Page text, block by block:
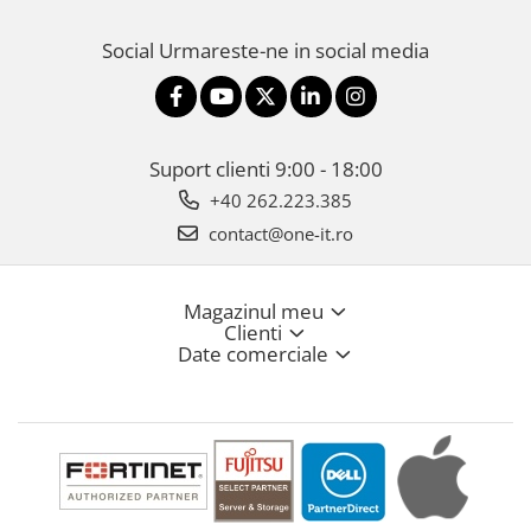
Social Urmareste-ne in social media
Suport clienti 9:00 - 18:00
+40 262.223.385
contact@one-it.ro
Magazinul meu
Clienti
Date comerciale